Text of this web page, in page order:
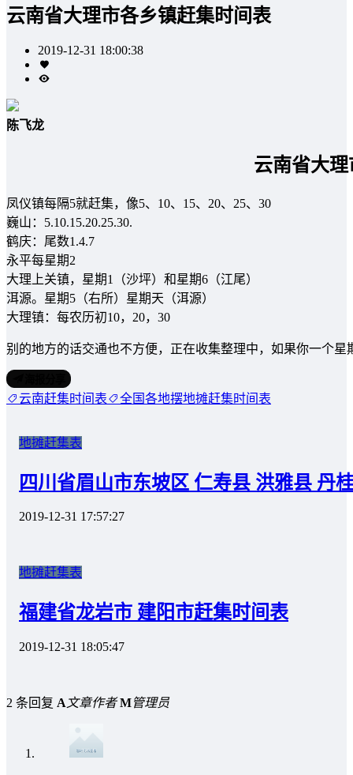
云南省大理市各乡镇赶集时间表
2019-12-31 18:00:38
陈飞龙
云南省大
凤仪镇每隔5就赶集，像5、10、15、20、25、30
巍山：5.10.15.20.25.30.
鹤庆：尾数1.4.7
永平每星期2
大理上关镇，星期1（沙坪）和星期6（江尾）
洱源。星期5（右所）星期天（洱源）
大理镇：每农历初10，20，30
别的地方的话交通也不方便，正在收集整理中，如果你一个
云南赶集时间表 全国各地摆地摊赶集时间表
地摊赶集表
四川省眉山市东坡区 仁寿县 洪雅县 丹
2019-12-31 17:57:27
地摊赶集表
福建省龙岩市 建阳市赶集时间表
2019-12-31 18:05:47
2 条回复 A 文章作者 M管理员